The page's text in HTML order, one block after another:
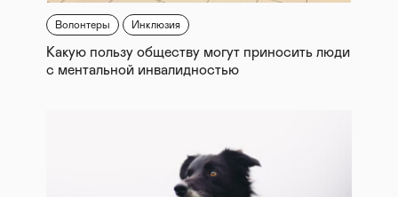
Волонтеры Инклюзия
Какую пользу обществу могут приносить люди
с ментальной инвалидностью